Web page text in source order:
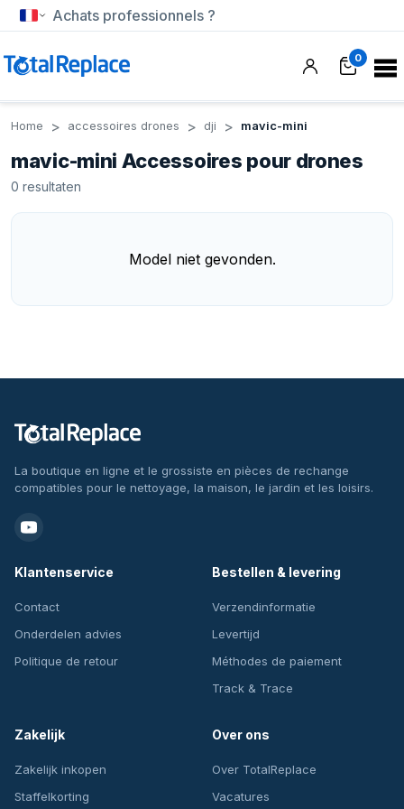
Achats professionnels ?
0
Home accessoires drones dji mavic-mini
mavic-mini Accessoires pour drones
0 resultaten
Model niet gevonden.
La boutique en ligne et le grossiste en pièces de rechange
compatibles pour le nettoyage, la maison, le jardin et les loisirs.
Klantenservice
Contact
Onderdelen advies
Politique de retour
Bestellen & levering
Verzendinformatie
Levertijd
Méthodes de paiement
Track & Trace
Zakelijk
Zakelijk inkopen
Staffelkorting
Over ons
Over TotalReplace
Vacatures